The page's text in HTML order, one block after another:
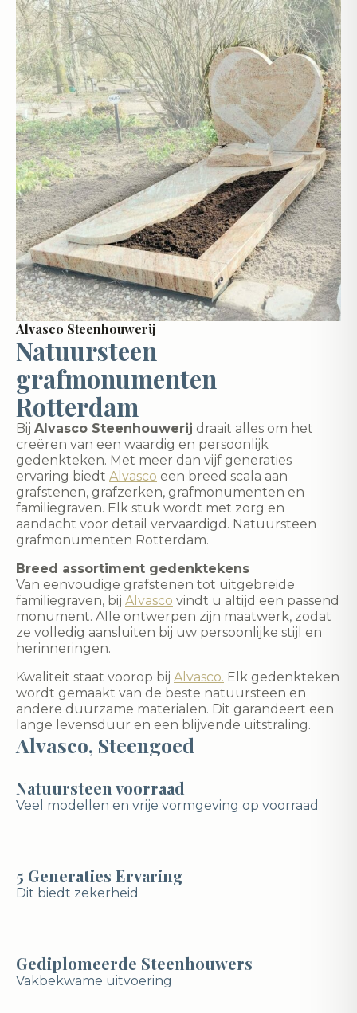
Alvasco Steenhouwerij
Natuursteen
grafmonumenten
Rotterdam
Bij Alvasco Steenhouwerij draait alles om het
creëren van een waardig en persoonlijk
gedenkteken. Met meer dan vijf generaties
ervaring biedt Alvasco een breed scala aan
grafstenen, grafzerken, grafmonumenten en
familiegraven. Elk stuk wordt met zorg en
aandacht voor detail vervaardigd. Natuursteen
grafmonumenten Rotterdam.
Breed assortiment gedenktekens
Van eenvoudige grafstenen tot uitgebreide
familiegraven, bij Alvasco vindt u altijd een passend
monument. Alle ontwerpen zijn maatwerk, zodat
ze volledig aansluiten bij uw persoonlijke stijl en
herinneringen.
Kwaliteit staat voorop bij Alvasco. Elk gedenkteken
wordt gemaakt van de beste natuursteen en
andere duurzame materialen. Dit garandeert een
lange levensduur en een blijvende uitstraling.
Alvasco, Steengoed
Natuursteen voorraad
Veel modellen en vrije vormgeving op voorraad
5 Generaties Ervaring
Dit biedt zekerheid
Gediplomeerde Steenhouwers
Vakbekwame uitvoering